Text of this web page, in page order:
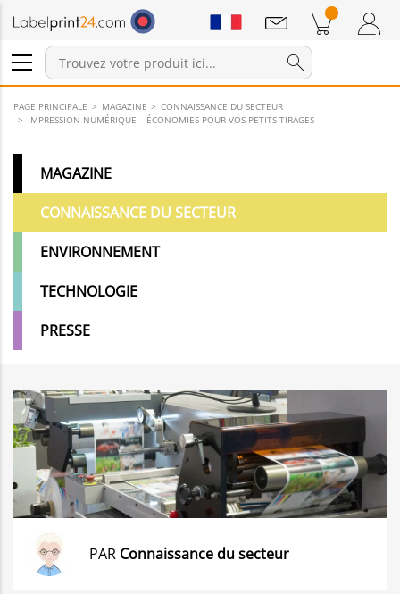
Connexion / Inscription
Produits dans le panier
Annonces
PAGE PRINCIPALE MAGAZINE
CONNAISSANCE DU SECTEUR
IMPRESSION NUMÉRIQUE – ÉCONOMIES POUR VOS PETITS TIRAGES
MAGAZINE
CONNAISSANCE DU SECTEUR
ENVIRONNEMENT
TECHNOLOGIE
PRESSE
PAR Connaissance du secteur